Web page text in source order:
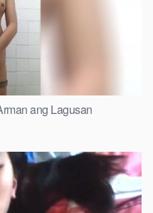
ang Lagusan